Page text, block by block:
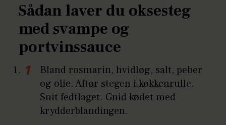
Sådan laver du oksesteg
med svampe og
portvinssauce
Bland rosmarin, hvidløg, salt, peber
og olie. Aftør stegen i køkkenrulle.
Snit fedtlaget. Gnid kødet med
krydderblandingen.